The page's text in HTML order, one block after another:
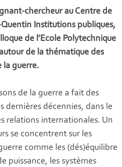
chercheur au Centre de
Institutions publiques,
de l’Ecole Polytechnique
de la thématique des
la guerre.
de la guerre a fait des
dernières décennies, dans le
relations internationales. Un
se concentrent sur les
comme les (dés)équilibre
puissance, les systèmes